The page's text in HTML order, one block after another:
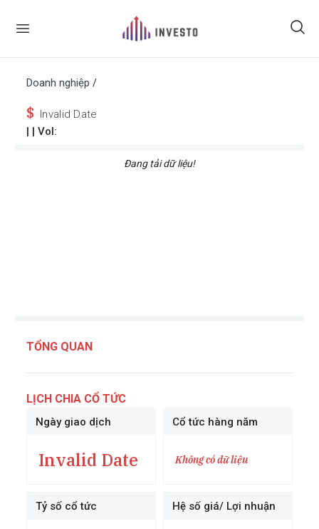
Doanh nghiệp /
$ Invalid Date
| | Vol:
Đang tải dữ liệu!
TỔNG QUAN
LỊCH CHIA CỔ TỨC
Ngày giao dịch
Invalid Date
Cổ tức hàng năm
Không có dữ liệu
Tỷ số cổ tức Hệ số giá/ Lợi nhuận